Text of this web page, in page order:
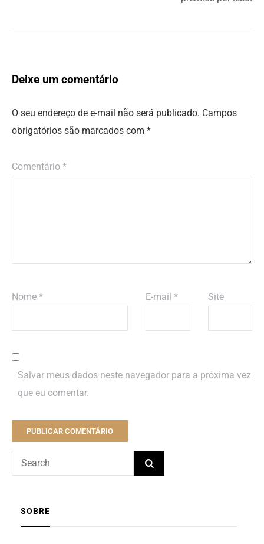
Deixe um comentário
O seu endereço de e-mail não será publicado. Campos
obrigatórios são marcados com *
Comentário *
Nome * E-mail * Site
Salvar meus dados neste navegador para a próxima vez
que eu comentar.
SOBRE